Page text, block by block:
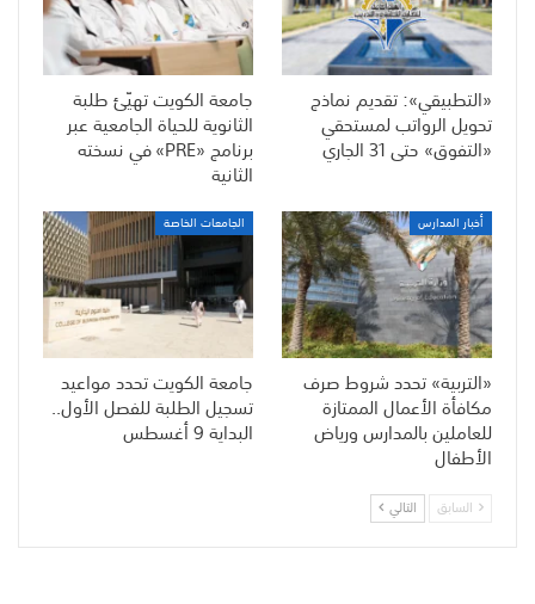
«التطبيقي»: تقديم نماذج
تحويل الرواتب لمستحقي
«التفوق» حتى 31 الجاري
جامعة الكويت تهيّئ طلبة
الثانوية للحياة الجامعية عبر
برنامج «PRE» في نسخته
الثانية
أخبار المدارس
«التربية» تحدد شروط صرف
مكافأة الأعمال الممتازة
للعاملين بالمدارس ورياض
الأطفال
الجامعات الخاصة
جامعة الكويت تحدد مواعيد
تسجيل الطلبة للفصل الأول..
البداية 9 أغسطس
السابق التالي